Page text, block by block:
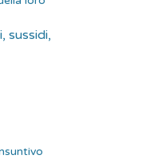
sussidi,